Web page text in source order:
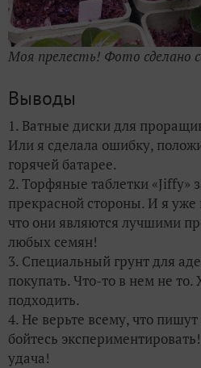
Моя прелесть! Фото сделано
Выводы
1. Ватные диски для
Или я сделала ошибку,
горячей батарее.
2. Торфяные таблетки «Jiffy»
прекрасной стороны. И я
что они являются лучшими
любых семян!
3. Специальный грунт для
покупать. Что-то в нем не то.
подходить.
4. Не верьте всему, что
бойтесь
удача!